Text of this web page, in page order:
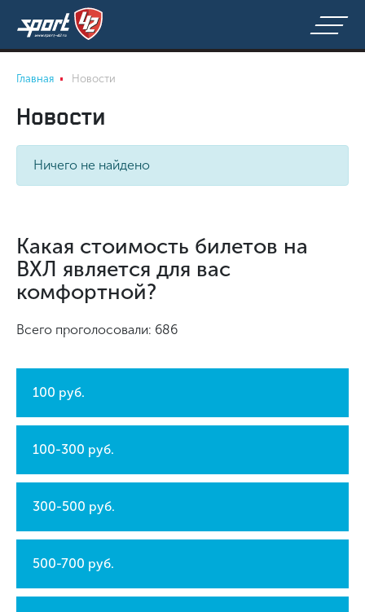
Главная Новости
Новости
Ничего не найдено
Какая стоимость билетов на
ВХЛ является для вас
комфортной?
Всего проголосовали: 686
100 руб.
100-300 руб.
300-500 руб.
500-700 руб.